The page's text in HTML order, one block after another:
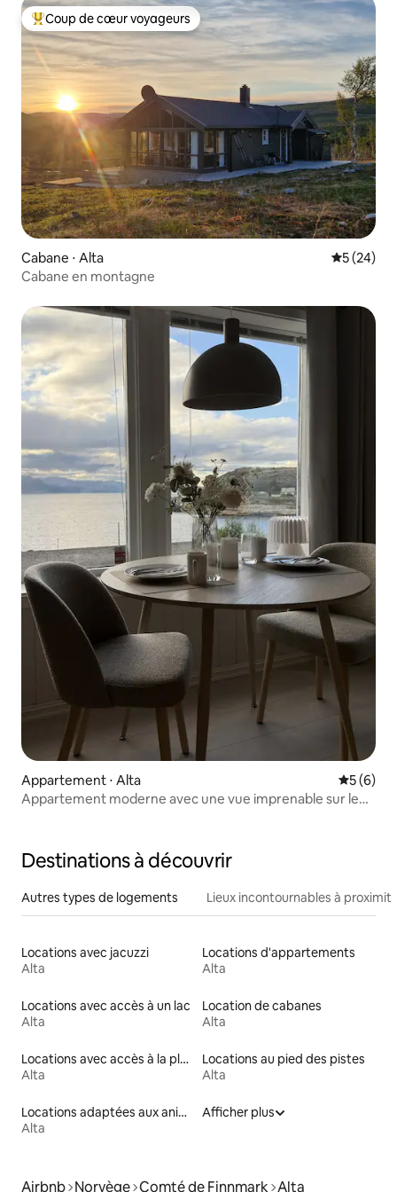
Coups de cœur voyageurs les plus appréciés
Coup de cœur voyageurs
Cabane ⋅ Alta
5 (24)
Cabane en montagne
Appartement ⋅ Alta
5 (6)
Appartement moderne avec une vue imprenable sur le
Destinations à découvrir
Autres types de logements Lieux incontournables à
Locations avec jacuzzi
Alta
Locations d'appartements
Alta
Locations avec accès à un lac
Alta
Location de cabanes
Alta
Locations avec accès à la plage
Alta
Locations au pied des pistes
Alta
Locations adaptées aux animaux
Alta
Afficher plus
Airbnb Norvège Comté de Finnmark Alta